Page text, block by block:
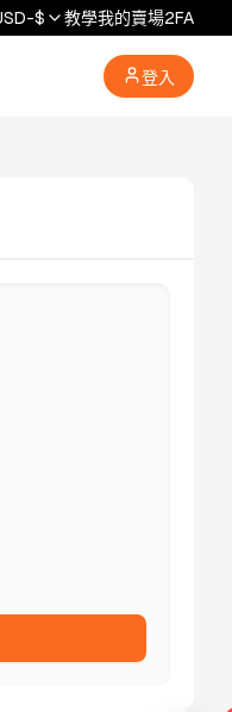
-$ 教學我的賣場2FA
登入